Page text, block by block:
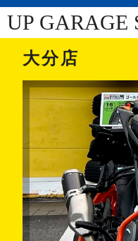
UP GARAGE
大分店